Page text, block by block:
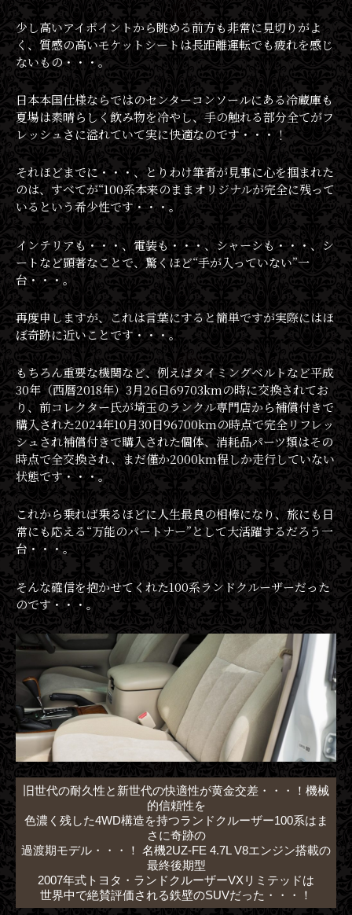
少し高いアイポイントから眺める前方も非常に見切りがよ
く、質感の高いモケットシートは長距離運転でも疲れを感じ
ないもの・・・。
日本本国仕様ならではのセンターコンソールにある冷蔵庫も
夏場は素晴らしく飲み物を冷やし、手の触れる部分全てがフ
レッシュさに溢れていて実に快適なのです・・・！
それほどまでに・・・、とりわけ筆者が見事に心を掴まれた
のは、すべてが“100系本来のままオリジナルが完全に残って
いるという希少性です・・・。
インテリアも・・・、電装も・・・、シャーシも・・・、シ
ートなど顕著なことで、驚くほど“手が入っていない”一
台・・・。
再度申しますが、これは言葉にすると簡単ですが実際にはほ
ぼ奇跡に近いことです・・・。
もちろん重要な機関など、例えばタイミングベルトなど平成
30年（西暦2018年）3月26日69703kmの時に交換されてお
り、前コレクター氏が埼玉のランクル専門店から補償付きで
購入された2024年10月30日96700kmの時点で完全リフレッ
シュされ補償付きで購入された個体、消耗品パーツ類はその
時点で全交換され、まだ僅か2000km程しか走行していない
状態です・・・。
これから乗れば乗るほどに人生最良の相棒になり、旅にも日
常にも応える“万能のパートナー”として大活躍するだろう一
台・・・。
そんな確信を抱かせてくれた100系ランドクルーザーだった
のです・・・。
旧世代の耐久性と新世代の快適性が黄金交差・・・！機械
的信頼性を
色濃く残した4WD構造を持つランドクルーザー100系はま
さに奇跡の
過渡期モデル・・・！ 名機2UZ-FE 4.7L V8エンジン搭載の
最終後期型
2007年式トヨタ・ランドクルーザーVXリミテッドは
世界中で絶賛評価される鉄壁のSUVだった・・・！